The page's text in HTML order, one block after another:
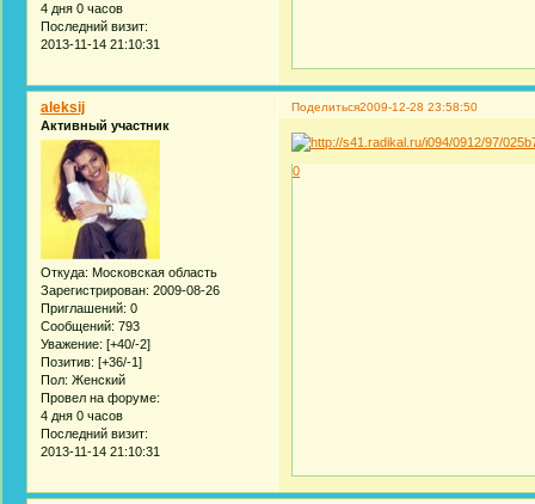
4 дня 0 часов
Последний визит:
2013-11-14 21:10:31
Поделиться2009-12-28 23:58:50
aleksij
Активный участник
Откуда: Московская область
Зарегистрирован: 2009-08-26
Приглашений: 0
Сообщений: 793
Уважение: [+40/-2]
Позитив: [+36/-1]
Пол: Женский
Провел на форуме:
4 дня 0 часов
Последний визит:
2013-11-14 21:10:31
0